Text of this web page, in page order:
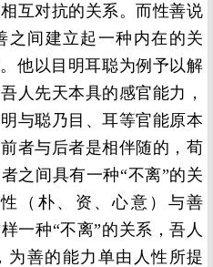
互对抗的关系。而性善说
之间建立起一种内在的关
他以目明耳聪为例予以解
人先天本具的感官能力，
与聪乃目、耳等官能原本
者与后者是相伴随的，荀
之间具有一种“不离”的关
（朴、资、心意）与善
一种“不离”的关系，吾人
为善的能力单由人性所提